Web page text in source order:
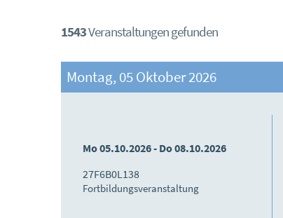
1543Veranstaltungen gefunden
Montag, 05 Oktober 2026
Mo 05.10.2026 - Do 08.10.2026
27F6B0L138
Fortbildungsveranstaltung